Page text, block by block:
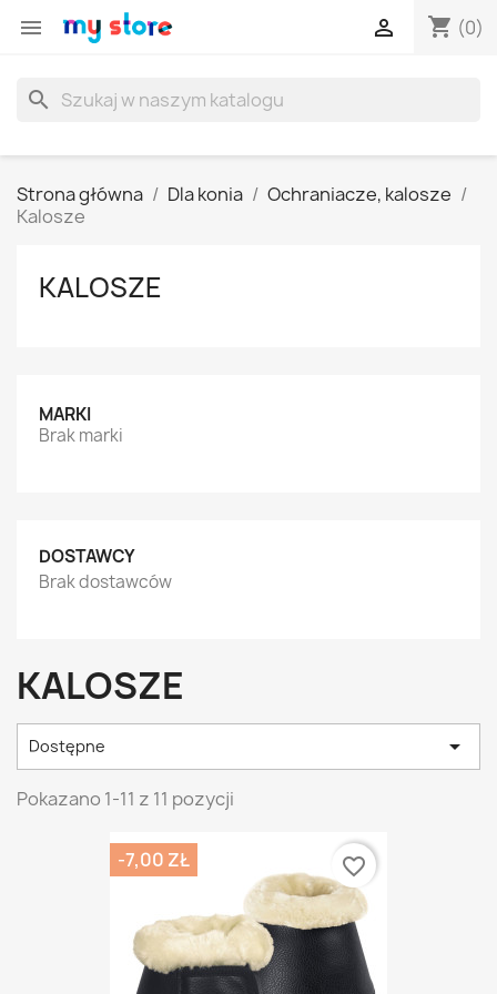
 shopping_cart (0)

search
Strona główna Dla konia
Ochraniacze, kalosze
Kalosze
KALOSZE
MARKI
Brak marki
DOSTAWCY
Brak dostawców
KALOSZE
Dostępne 
Pokazano 1-11 z 11 pozycji
-7,00 ZŁ favorite_border